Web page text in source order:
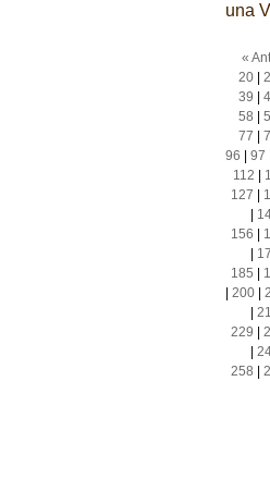
una
«
20|
39
58
77
96
97
112
127
156
185
200|
229
258